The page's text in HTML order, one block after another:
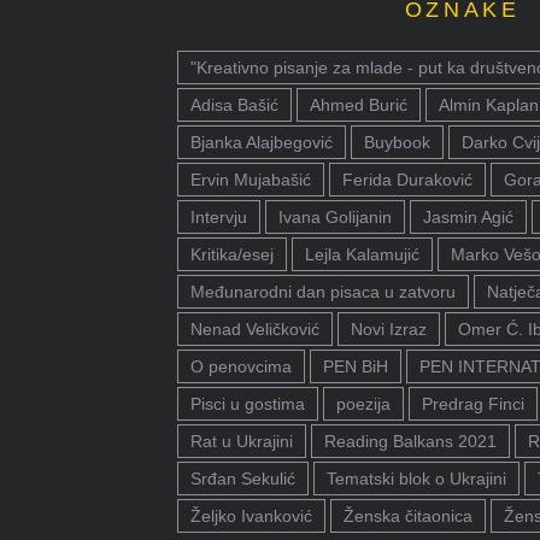
OZNAKE
"Kreativno pisanje za mlade - put ka
Adisa Bašić
Ahmed Burić Almin Kaplan
Bjanka Alajbegović
Buybook Darko
Ervin Mujabašić
Ferida Duraković
Intervju
Ivana Golijanin Jasmin Agić
Kritika/esej
Lejla Kalamujić Marko
Međunarodni dan pisaca u zatvoru
Nenad Veličković
Novi Izraz
Omer Ć.
O penovcima
PEN BiH
PEN
Pisci u gostima
poezija Predrag Finci
Rat u Ukrajini
Reading Balkans 2021
Srđan Sekulić
Tematski blok o Ukrajini
Željko Ivanković
Ženska čitaonica